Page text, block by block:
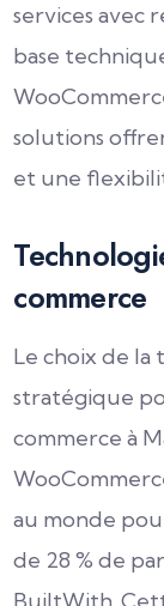
services avec
base
solutions
et une
commerce
Le choix de la
stratégique
commerce à
au monde
de 28 % de